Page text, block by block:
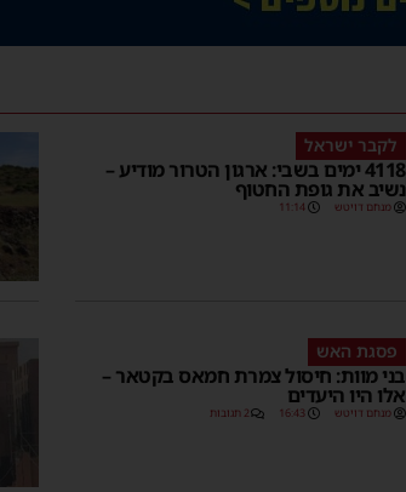
לקבר ישראל
4118 ימים בשבי: ארגון הטרור מודיע –
נשיב את גופת החטוף
מנחם דויטש 11:14
פסגת האש
בני מוות: חיסול צמרת חמאס בקטאר –
אלו היו היעדים
מנחם דויטש 16:43 2 תגובות